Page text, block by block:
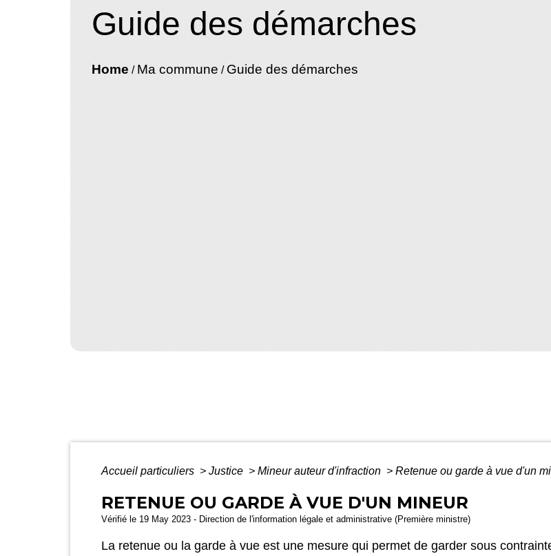
Guide des démarches
Home / Ma commune / Guide des démarches
Accueil particuliers > Justice > Mineur auteur d'infraction > Retenue ou garde à vue d'un
RETENUE OU GARDE À VUE D'UN MINEUR
Vérifié le 19 May 2023 - Direction de l'information légale et administrative (Première ministre)
La retenue ou la garde à vue est une mesure qui permet de garder sous